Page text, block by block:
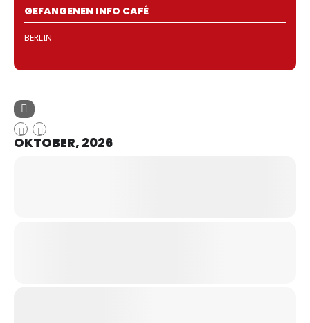
GEFANGENEN INFO CAFÉ
BERLIN
OKTOBER, 2026